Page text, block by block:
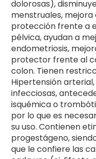
dolorosas),
menstruales,
protección frente a
pélvica, ayudan a
endometriosis,
protector frente al
colon. Tienen
Hipertensión
infecciosas,
isquémica o
por lo que es
su uso. Contienen
progestágeno,
que le confiere las